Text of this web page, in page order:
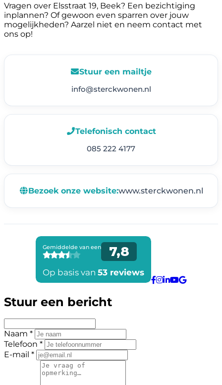
Vragen over Elsstraat 19, Beek? Een bezichtiging
inplannen? Of gewoon even sparren over jouw
mogelijkheden? Aarzel niet en neem contact met
ons op!
Stuur een mailtje
info@sterckwonen.nl
Telefonisch contact
085 222 4177
Bezoek onze website:www.sterckwonen.nl
Stuur een bericht
Naam *
Telefoon *
E-mail *